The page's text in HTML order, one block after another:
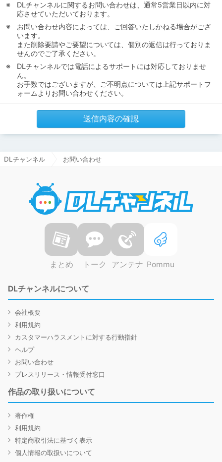
DLチャンネルに関するお問い合わせは、通常5営業日以内に対
応させていただいております。
お問い合わせ内容によっては、ご回答いたしかねる場合がござ
います。
また削除要請やご要望については、個別の返信は行っておりま
せんのでご了承ください。
DLチャンネルでは電話によるサポートには対応しておりませ
ん。
お手数ではございますが、ご不明点については上記サポートフ
ォームよりお問い合わせください。
送信内容の確認
DLチャンネル お問い合わせ
まとめ トーク アンテナ Pommu
DLチャンネルについて
会社概要
利用規約
カスタマーハラスメントに対する行動指針
ヘルプ
お問い合わせ
プレスリリース・情報受付窓口
作品の取り扱いについて
著作権
利用規約
特定商取引法に基づく表示
個人情報の取扱いについて